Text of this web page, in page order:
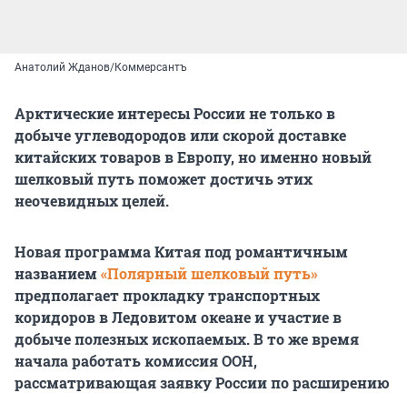
Анатолий Жданов/Коммерсантъ
Арктические интересы России не только в
добыче углеводородов или скорой доставке
китайских товаров в Европу, но именно новый
шелковый путь поможет достичь этих
неочевидных целей.
Новая программа Китая под романтичным
названием«Полярный шелковый путь»
предполагает прокладку транспортных
коридоров в Ледовитом океане и участие в
добыче полезных ископаемых. В то же время
начала работать комиссия ООН,
рассматривающая заявку России по расширению